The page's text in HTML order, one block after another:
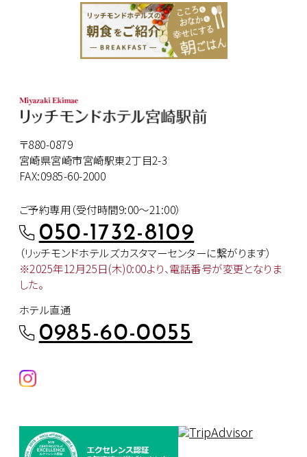
〒880-0879
宮崎県宮崎市宮崎駅東2丁目2-3
FAX:0985-60-2000
ご予約専用（受付時間9:00～21:00）
050-1732-8109
（リッチモンドホテルズカスタマーセンターに繋がります）
※2025年12月25日(木)0:00より、電話番号が変更となりま
した。
ホテル直通
0985-60-0055